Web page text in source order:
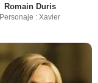
Romain Duris
Personaje : Xavier